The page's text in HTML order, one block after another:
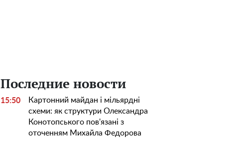
Последние новости
15:50
Картонний майдан і мільярдні
схеми: як структури Олександра
Конотопського пов'язані з
оточенням Михайла Федорова